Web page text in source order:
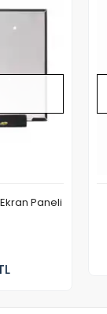
Paneli